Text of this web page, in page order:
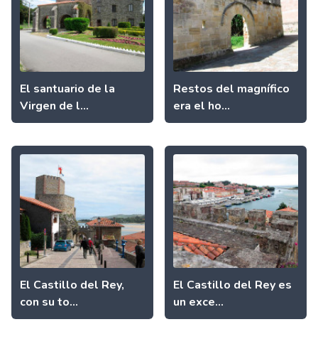
El santuario de la
Virgen de l...
Restos del magnífico
era el ho...
El Castillo del Rey,
con su to...
El Castillo del Rey es
un exce...